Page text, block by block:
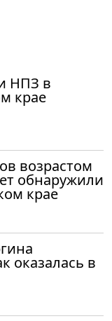
НПЗ в
крае
возрастом
обнаружили
крае
оказалась в